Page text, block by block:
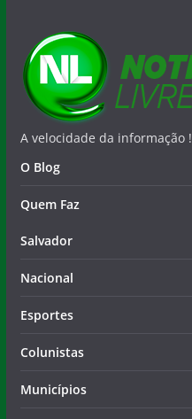
A velocidade da informação !
O Blog
Quem Faz
Salvador
Nacional
Esportes
Colunistas
Municípios